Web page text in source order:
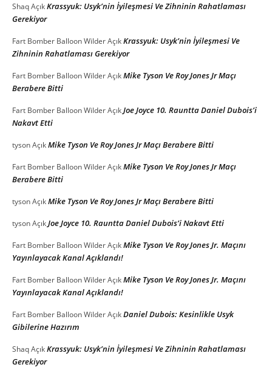
ShaqAçıkKrassyuk: Usyk’nin İyileşmesi Ve Zihninin Rahatlaması
Gerekiyor
Fart Bomber Balloon WilderAçıkKrassyuk: Usyk’nin İyileşmesi Ve
Zihninin Rahatlaması Gerekiyor
Fart Bomber Balloon WilderAçıkMike Tyson Ve Roy Jones Jr Maçı
Berabere Bitti
Fart Bomber Balloon WilderAçıkJoe Joyce 10. Rauntta Daniel Dubois’i
Nakavt Etti
tysonAçıkMike Tyson Ve Roy Jones Jr Maçı Berabere Bitti
Fart Bomber Balloon WilderAçıkMike Tyson Ve Roy Jones Jr Maçı
Berabere Bitti
tysonAçıkMike Tyson Ve Roy Jones Jr Maçı Berabere Bitti
tysonAçıkJoe Joyce 10. Rauntta Daniel Dubois’i Nakavt Etti
Fart Bomber Balloon WilderAçıkMike Tyson Ve Roy Jones Jr. Maçını
Yayınlayacak Kanal Açıklandı!
Fart Bomber Balloon WilderAçıkMike Tyson Ve Roy Jones Jr. Maçını
Yayınlayacak Kanal Açıklandı!
Fart Bomber Balloon WilderAçıkDaniel Dubois: Kesinlikle Usyk
Gibilerine Hazırım
ShaqAçıkKrassyuk: Usyk’nin İyileşmesi Ve Zihninin Rahatlaması
Gerekiyor